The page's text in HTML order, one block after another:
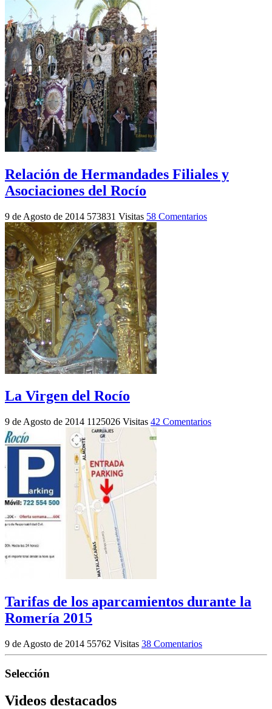
Relación de Hermandades Filiales y
Asociaciones del Rocío
9 de Agosto de 2014 573831 Visitas 58 Comentarios
La Virgen del Rocío
9 de Agosto de 2014 1125026 Visitas 42 Comentarios
Tarifas de los aparcamientos durante la
Romería 2015
9 de Agosto de 2014 55762 Visitas 38 Comentarios
Selección
Videos destacados